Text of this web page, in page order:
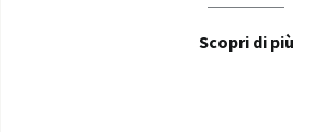
Scopri di più